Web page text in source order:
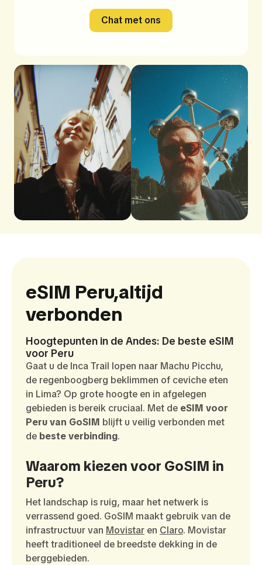
Chat met ons
eSIM Peru,altijd
verbonden
Hoogtepunten in de Andes: De beste eSIM
voor Peru
Gaat u de Inca Trail lopen naar Machu Picchu,
de regenboogberg beklimmen of ceviche eten
in Lima? Op grote hoogte en in afgelegen
gebieden is bereik cruciaal. Met de eSIM voor
Peru van GoSIM blijft u veilig verbonden met
de beste verbinding.
Waarom kiezen voor GoSIM in
Peru?
Het landschap is ruig, maar het netwerk is
verrassend goed. GoSIM maakt gebruik van de
infrastructuur van Movistar en Claro. Movistar
heeft traditioneel de breedste dekking in de
berggebieden.